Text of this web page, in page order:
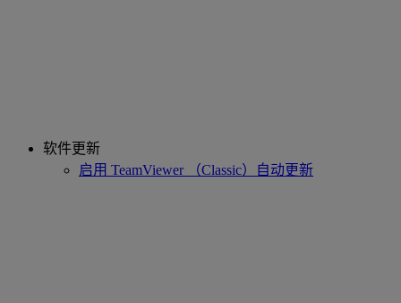
软件更新
启用 TeamViewer （Classic）自动更新